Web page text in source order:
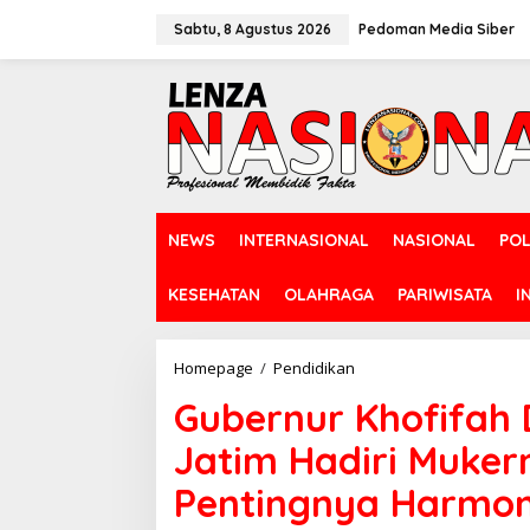
Sabtu, 8 Agustus 2026 Pedoman Media Siber
NEWS INTERNASIONAL NASIONAL
KESEHATAN OLAHRAGA PARIWISATA
Homepage / Pendidikan
b
e
r
n
u
r
Gubernur Khofifah
Jatim Hadiri
Pentingnya